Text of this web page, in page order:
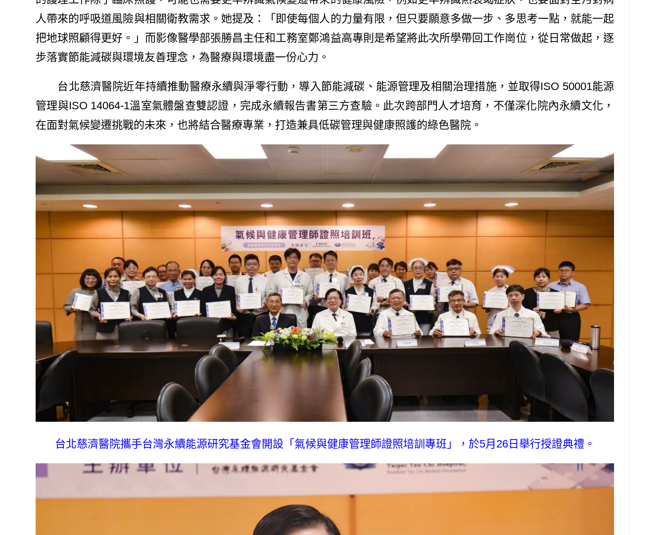
人帶來的呼吸道風險與相關衛教需求。她提及：「即使每個人的力量有限，但只要願意多做一步、多思考一點，就能一起
把地球照顧得更好。」而影像醫學部張勝昌主任和工務室鄭鴻益高專則是希望將此次所學帶回工作崗位，從日常做起，逐
步落實節能減碳與環境友善理念，為醫療與環境盡一份心力。
台北慈濟醫院近年持續推動醫療永續與淨零行動，導入節能減碳、能源管理及相關治理措施，並取得ISO 50001能源
管理與ISO 14064-1溫室氣體盤查雙認證，完成永續報告書第三方查驗。此次跨部門人才培育，不僅深化院內永續文化，
在面對氣候變遷挑戰的未來，也將結合醫療專業，打造兼具低碳管理與健康照護的綠色醫院。
台北慈濟醫院攜手台灣永續能源研究基金會開設「氣候與健康管理師證照培訓專班」，於5月26日舉行授證典禮。